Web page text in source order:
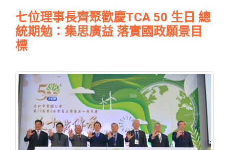
七位理事長齊聚歡慶TCA 50 生日 總
統期勉：集思廣益 落實國政願景目
標